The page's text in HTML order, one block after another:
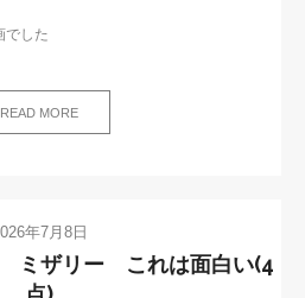
でした
READ MORE
年7月8日
ミザリー これは面白い(4